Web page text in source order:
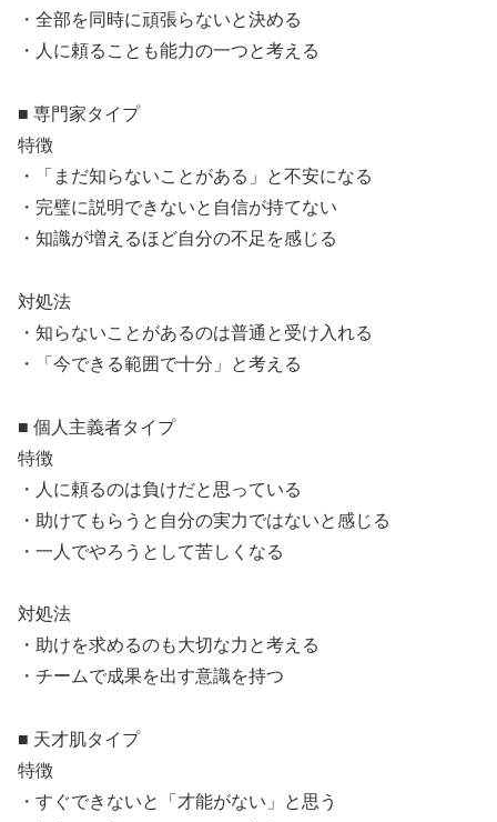
・全部を同時に頑張らないと決める
・人に頼ることも能力の一つと考える
■ 専門家タイプ
特徴
・「まだ知らないことがある」と不安になる
・完璧に説明できないと自信が持てない
・知識が増えるほど自分の不足を感じる
対処法
・知らないことがあるのは普通と受け入れる
・「今できる範囲で十分」と考える
■ 個人主義者タイプ
特徴
・人に頼るのは負けだと思っている
・助けてもらうと自分の実力ではないと感じる
・一人でやろうとして苦しくなる
対処法
・助けを求めるのも大切な力と考える
・チームで成果を出す意識を持つ
■ 天才肌タイプ
特徴
・すぐできないと「才能がない」と思う